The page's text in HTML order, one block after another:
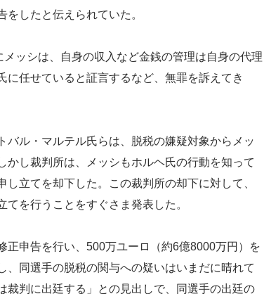
したと伝えられていた。
ッシは、自身の収入など金銭の管理は自身の代理
に任せていると証言するなど、無罪を訴えてき
ル・マルテル氏らは、脱税の嫌疑対象からメッ
かし裁判所は、メッシもホルヘ氏の行動を知って
立てを却下した。この裁判所の却下に対して、
を行うことをすぐさま発表した。
申告を行い、500万ユーロ（約6億8000万円）を
、同選手の脱税の関与への疑いはいまだに晴れて
裁判に出廷する」との見出しで、同選手の出廷の